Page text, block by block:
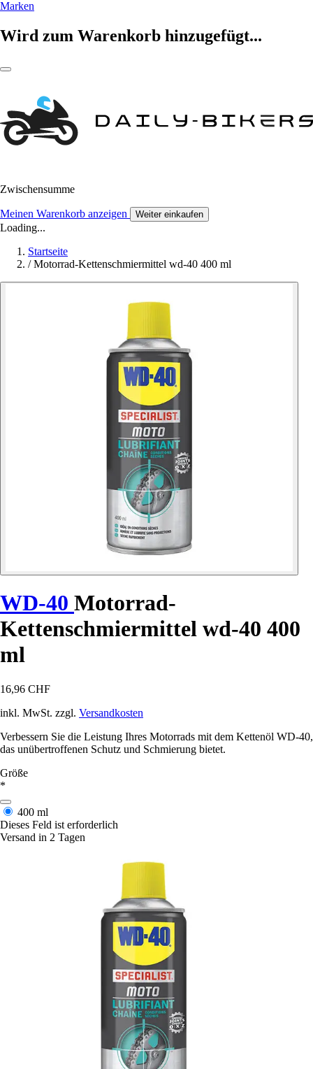
Marken
Wird zum Warenkorb hinzugefügt...
Zwischensumme
Meinen Warenkorb anzeigen Weiter einkaufen
Loading...
Startseite
/ Motorrad-Kettenschmiermittel wd-40 400 ml
WD-40 Motorrad-
Kettenschmiermittel wd-40 400
ml
16,96 CHF
inkl. MwSt. zzgl. Versandkosten
Verbessern Sie die Leistung Ihres Motorrads mit dem Kettenöl WD-40,
das unübertroffenen Schutz und Schmierung bietet.
Größe
*
400 ml
Dieses Feld ist erforderlich
Versand in 2 Tagen